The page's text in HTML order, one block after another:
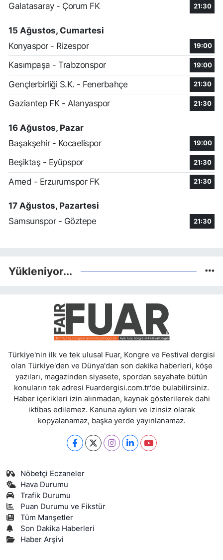
Galatasaray - Çorum FK
21:30
15 Ağustos, Cumartesi
Konyaspor - Rizespor
19:00
Kasımpaşa - Trabzonspor 19:00
Gençlerbirliği S.K. - Fenerbahçe 21:30
Gaziantep FK - Alanyaspor 21:30
16 Ağustos, Pazar
Başakşehir - Kocaelispor
19:00
Beşiktaş - Eyüpspor 21:30
Amed - Erzurumspor FK 21:30
17 Ağustos, Pazartesi
Samsunspor - Göztepe
21:30
Yükleniyor...
Türkiye'nin ilk ve tek ulusal Fuar, Kongre ve Festival dergisi
olan Türkiye'den ve Dünya'dan son dakika haberleri, köşe
yazıları, magazinden siyasete, spordan seyahate bütün
konuların tek adresi Fuardergisi.com.tr'de bulabilirsiniz.
Haber içerikleri izin alınmadan, kaynak gösterilerek dahi
iktibas edilemez. Kanuna aykırı ve izinsiz olarak
kopyalanamaz, başka yerde yayınlanamaz.
Nöbetçi Eczaneler
Hava Durumu
Trafik Durumu
Puan Durumu ve Fikstür
Tüm Manşetler
Son Dakika Haberleri
Haber Arşivi